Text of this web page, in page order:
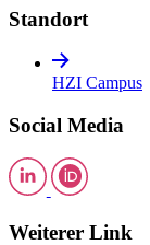
Standort
HZI Campus
Social Media
Weiterer Link